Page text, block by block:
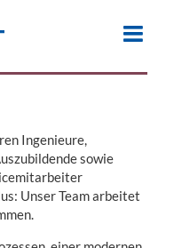
Ingenieure,
sowie
Unser Team arbeitet